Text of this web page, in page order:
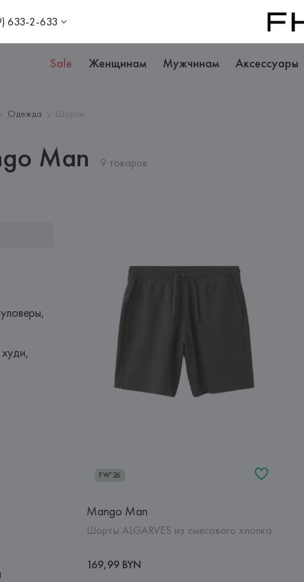
633-2-633
Sale Женщинам Мужчинам Аксессуары
Одежда Шорты
Man 9 товаров
FW'26
Mango Man
Шорты ALGARVES из смесового хлопка
169,99 BYN